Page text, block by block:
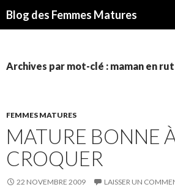
Blog des Femmes Matures
Archives par mot-clé : maman en rut
FEMMES MATURES
MATURE BONNE
CROQUER
22 NOVEMBRE 2009 LAISSER UN